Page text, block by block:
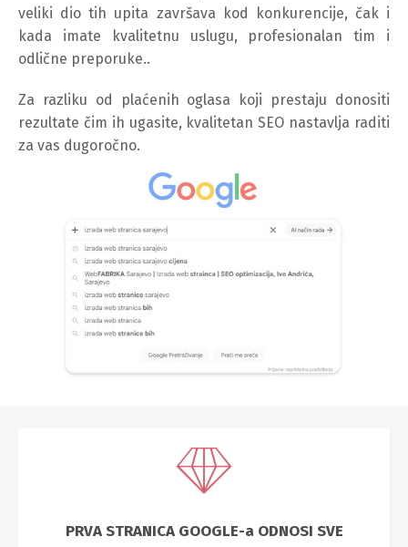
veliki dio tih upita završava kod konkurencije, čak i
kada imate kvalitetnu uslugu, profesionalan tim i
odlične preporuke..
Za razliku od plaćenih oglasa koji prestaju donositi
rezultate čim ih ugasite, kvalitetan SEO nastavlja raditi
za vas dugoročno.
PRVA STRANICA GOOGLE-a ODNOSI SVE